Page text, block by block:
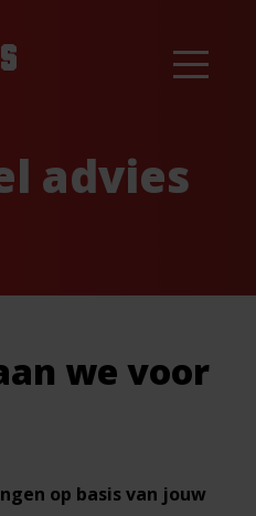
advies
we voor
op basis van jouw